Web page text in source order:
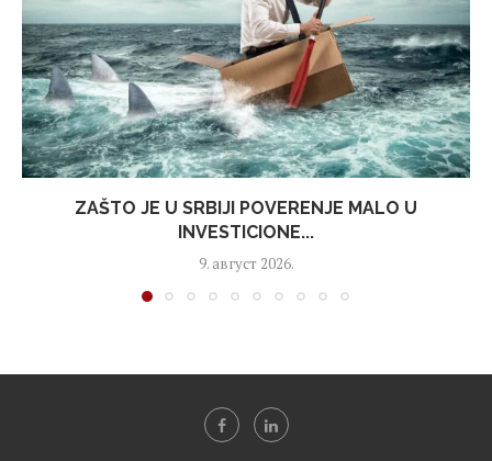
ZAŠTO JE U SRBIJI POVERENJE MALO U
INVESTICIONE...
9. август 2026.